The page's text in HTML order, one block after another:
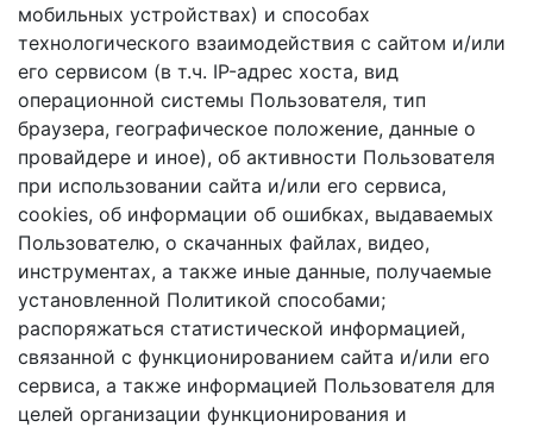
мобильных устройствах) и способах
технологического взаимодействия с сайтом и/или
его сервисом (в т.ч. IP-адрес хоста, вид
операционной системы Пользователя, тип
браузера, географическое положение, данные о
провайдере и иное), об активности Пользователя
при использовании сайта и/или его сервиса,
cookies, об информации об ошибках, выдаваемых
Пользователю, о скачанных файлах, видео,
инструментах, а также иные данные, получаемые
установленной Политикой способами;
распоряжаться статистической информацией,
связанной с функционированием сайта и/или его
сервиса, а также информацией Пользователя для
целей организации функционирования и